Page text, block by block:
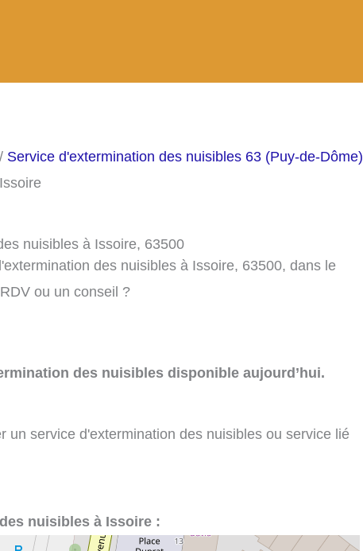
/ Service d'extermination des nuisibles 63 (Puy-de-Dôme)
nuisibles à Issoire, 63500
des nuisibles à Issoire, 63500, dans le
ou un conseil ?
des nuisibles disponible aujourd’hui.
un service d'extermination des nuisibles ou service lié
nuisibles à Issoire :